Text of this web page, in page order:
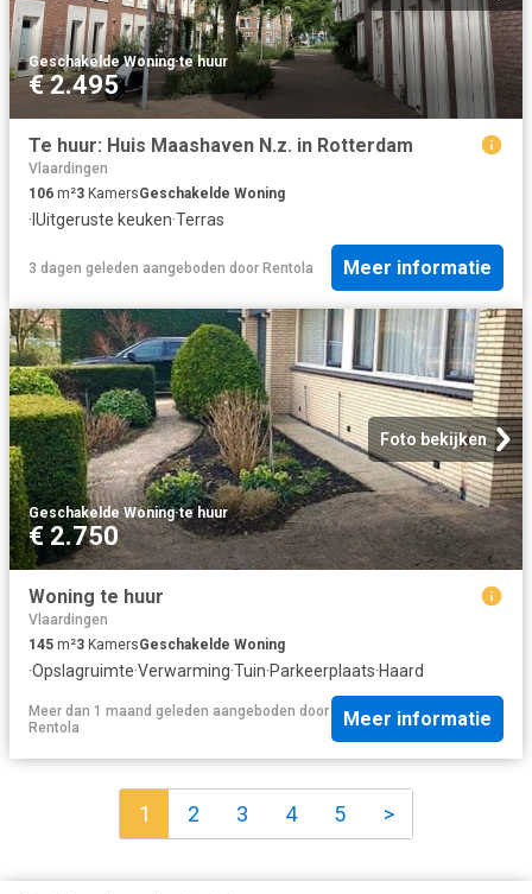
Geschakelde Woning·te huur
€ 2.495
Te huur: Huis Maashaven N.z. in Rotterdam
Vlaardingen
106 m²3 KamersGeschakelde Woning
· IUitgeruste keuken·Terras
3 dagen geleden aangeboden door Rentola Meer informatie
Foto bekijken
Geschakelde Woning·te huur
€ 2.750
Woning te huur
Vlaardingen
145 m²3 KamersGeschakelde Woning
·Opslagruimte·Verwarming·Tuin·Parkeerplaats·Haard
Meer dan 1 maand geleden aangeboden door
Rentola
Meer informatie
1 2 3 4 5 >